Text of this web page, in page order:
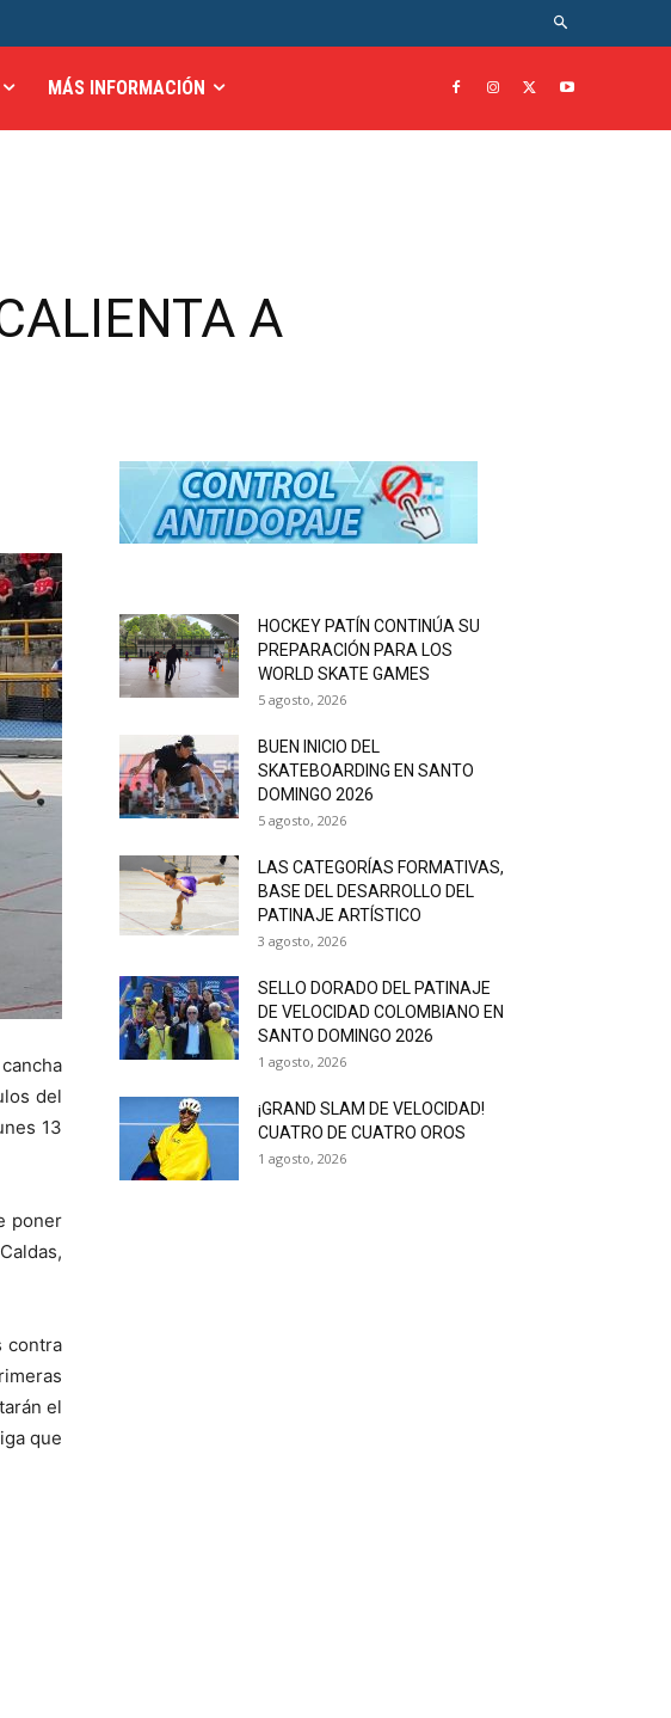
MÁS INFORMACIÓN
A
del
13
poner
contra
el
que
HOCKEY PATÍN CONTINÚA SU
PREPARACIÓN PARA LOS
WORLD SKATE GAMES
5 agosto, 2026
BUEN INICIO DEL
SKATEBOARDING EN SANTO
DOMINGO 2026
5 agosto, 2026
LAS CATEGORÍAS FORMATIVAS,
BASE DEL DESARROLLO DEL
PATINAJE ARTÍSTICO
3 agosto, 2026
SELLO DORADO DEL PATINAJE
DE VELOCIDAD COLOMBIANO EN
SANTO DOMINGO 2026
1 agosto, 2026
¡GRAND SLAM DE VELOCIDAD!
CUATRO DE CUATRO OROS
1 agosto, 2026